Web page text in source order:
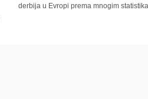
derbija u Evropi prema mnogim